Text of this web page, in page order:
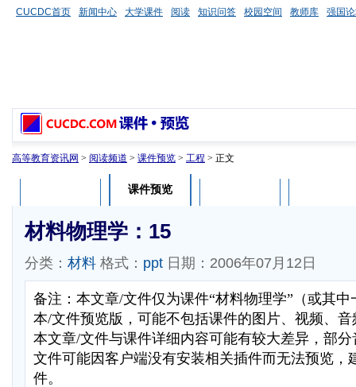
CUCDC首页 新闻中心 大学课件 阅读 知识问答 校园空间 教师库 强国
高等教育资讯网 > 阅读频道 > 课件预览 > 工程 > 正文
课件预览
材料物理学：15
分类： 材料 格式： ppt 日期：2006年07月12日
备注：本文章/文件仅为课件“材料物理学”（或其
本/文件预览版，可能不包括课件的图片、视频、
本文章/文件与课件详细内容可能有较大差异，部
文件可能因客户端没有安装相关插件而无法预览，
件。